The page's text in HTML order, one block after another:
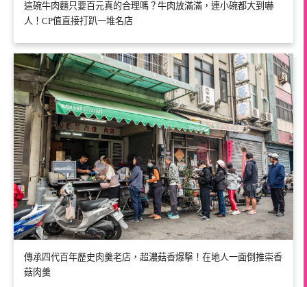
這碗牛肉麵只要百元真的合理嗎？牛肉放滿滿，連小碗都大到嚇
人！CP值直接打趴一堆名店
傳承四代百年歷史肉羹老店，超濃菇香爆擊！在地人一面倒推崇香
菇肉羹